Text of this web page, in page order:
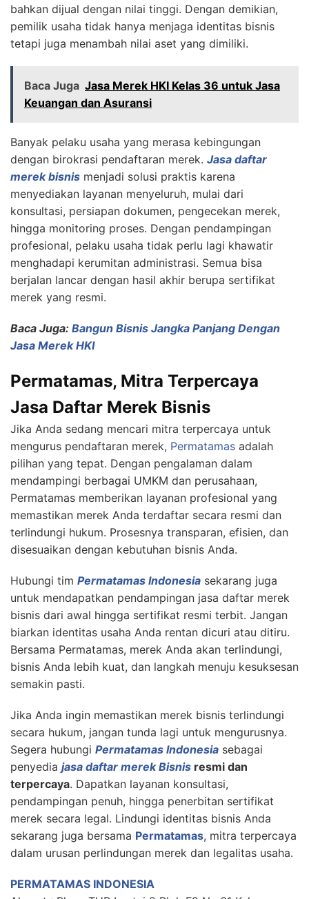
bahkan dijual dengan nilai tinggi. Dengan demikian,
pemilik usaha tidak hanya menjaga identitas bisnis
tetapi juga menambah nilai aset yang dimiliki.
Baca Juga Jasa Merek HKI Kelas 36 untuk Jasa
Keuangan dan Asuransi
Banyak pelaku usaha yang merasa kebingungan
dengan birokrasi pendaftaran merek. Jasa daftar
merek bisnis menjadi solusi praktis karena
menyediakan layanan menyeluruh, mulai dari
konsultasi, persiapan dokumen, pengecekan merek,
hingga monitoring proses. Dengan pendampingan
profesional, pelaku usaha tidak perlu lagi khawatir
menghadapi kerumitan administrasi. Semua bisa
berjalan lancar dengan hasil akhir berupa sertifikat
merek yang resmi.
Baca Juga: Bangun Bisnis Jangka Panjang Dengan
Jasa Merek HKI
Permatamas, Mitra Terpercaya
Jasa Daftar Merek Bisnis
Jika Anda sedang mencari mitra terpercaya untuk
mengurus pendaftaran merek, Permatamas adalah
pilihan yang tepat. Dengan pengalaman dalam
mendampingi berbagai UMKM dan perusahaan,
Permatamas memberikan layanan profesional yang
memastikan merek Anda terdaftar secara resmi dan
terlindungi hukum. Prosesnya transparan, efisien, dan
disesuaikan dengan kebutuhan bisnis Anda.
Hubungi tim Permatamas Indonesia sekarang juga
untuk mendapatkan pendampingan jasa daftar merek
bisnis dari awal hingga sertifikat resmi terbit. Jangan
biarkan identitas usaha Anda rentan dicuri atau ditiru.
Bersama Permatamas, merek Anda akan terlindungi,
bisnis Anda lebih kuat, dan langkah menuju kesuksesan
semakin pasti.
Jika Anda ingin memastikan merek bisnis terlindungi
secara hukum, jangan tunda lagi untuk mengurusnya.
Segera hubungi Permatamas Indonesia sebagai
penyedia jasa daftar merek Bisnis resmi dan
terpercaya. Dapatkan layanan konsultasi,
pendampingan penuh, hingga penerbitan sertifikat
merek secara legal. Lindungi identitas bisnis Anda
sekarang juga bersama Permatamas, mitra terpercaya
dalam urusan perlindungan merek dan legalitas usaha.
PERMATAMAS INDONESIA